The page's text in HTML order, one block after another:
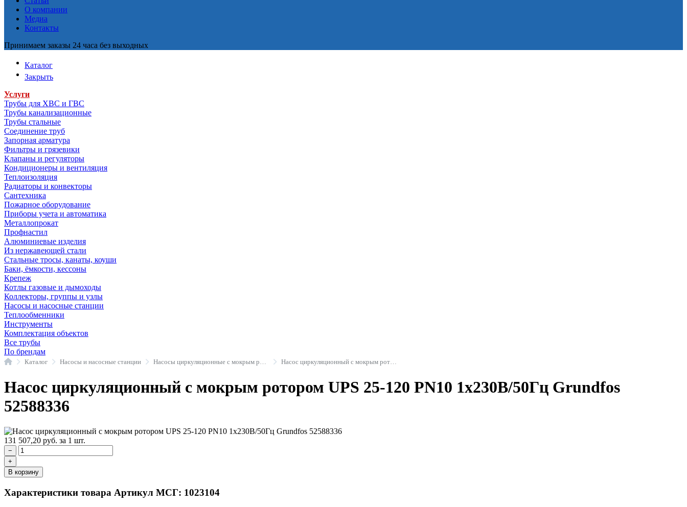
О компании
Медиа
Контакты
Принимаем заказы 24 часа без выходных
Каталог
Закрыть
Услуги
Трубы для ХВС и ГВС
Трубы канализационные
Трубы стальные
Соединение труб
Запорная арматура
Фильтры и грязевики
Клапаны и регуляторы
Кондиционеры и вентиляция
Теплоизоляция
Радиаторы и конвекторы
Сантехника
Пожарное оборудование
Приборы учета и автоматика
Металлопрокат
Профнастил
Алюминиевые изделия
Из нержавеющей стали
Стальные тросы, канаты, коуши
Баки, ёмкости, кессоны
Крепеж
Котлы газовые и дымоходы
Коллекторы, группы и узлы
Насосы и насосные станции
Теплообменники
Инструменты
Комплектация объектов
Все трубы
По брендам
ГлавнаяКаталог Насосы и насосные станции
Насос циркуляционный с мокрым ротором UPS 25-120 PN10 1х230В/50Гц Grundfos
52588336
131 507,20 руб. за 1 шт.
−
+
В корзину
Характеристики товара Артикул МСГ: 1023104